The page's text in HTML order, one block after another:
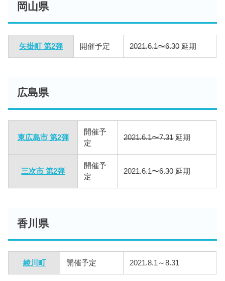
岡山県
矢掛町 第2弾 開催予定 2021.6.1〜6.30延期
広島県
東広島市 第2弾
開催予
定
2021.6.1〜7.31延期
三次市 第2弾
開催予
定
2021.6.1〜6.30延期
香川県
綾川町 開催予定 2021.8.1～8.31